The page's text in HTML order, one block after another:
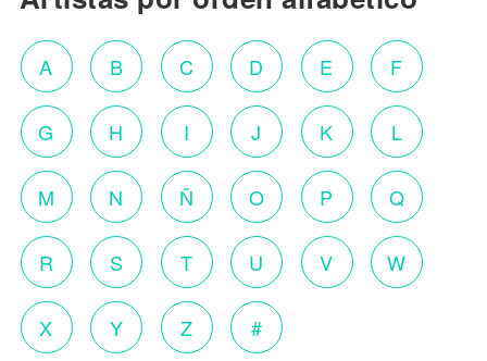
A B C D E F
G H I J K L
M N Ñ O P Q
R S T U V W
X Y Z #